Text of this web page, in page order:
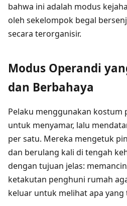
bahwa ini adalah modus
oleh sekelompok begal
secara terorganisir.
Modus Operandi
dan Berbahaya
Pelaku menggunakan
untuk menyamar, lalu
per satu. Mereka mengetuk
dan berulang kali di tengah
dengan tujuan jelas:
ketakutan penghuni rumah
keluar untuk melihat apa yang